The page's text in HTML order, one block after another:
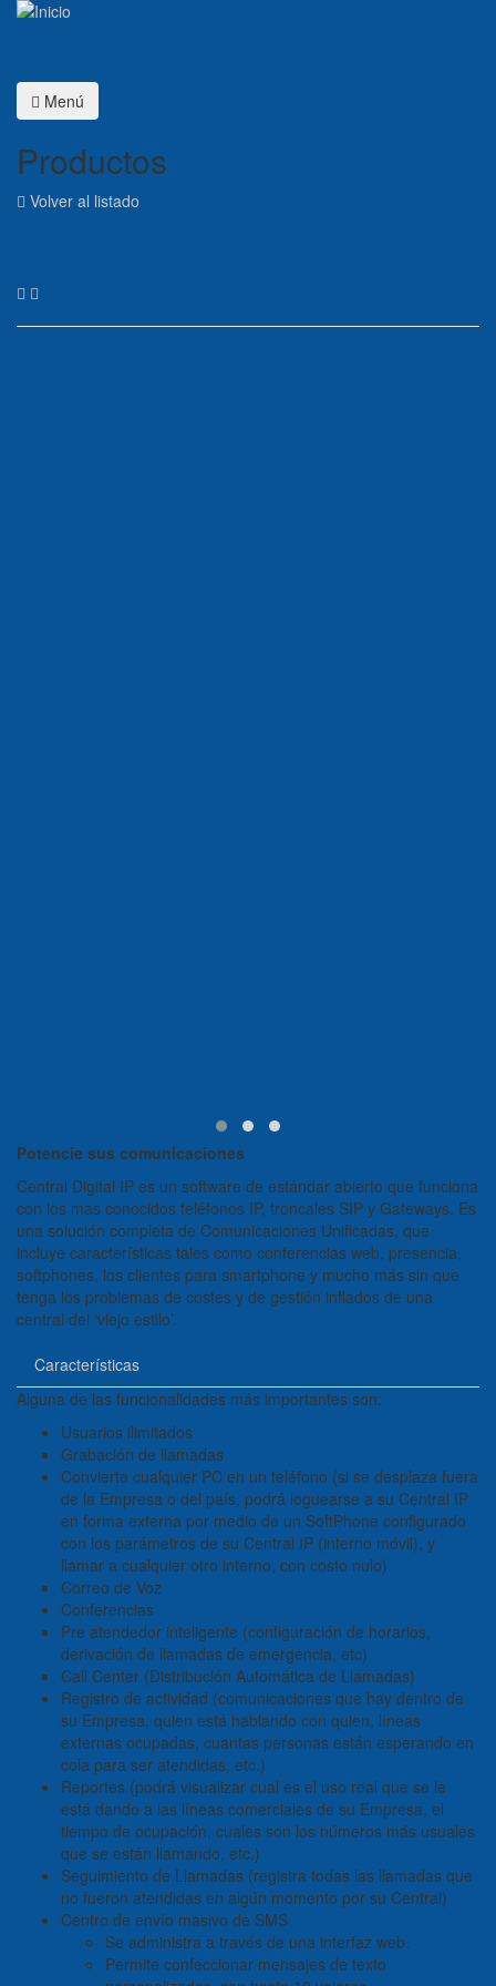
Menú
Productos
Volver al listado
Potencie sus comunicaciones
Central Digital IP es un software de estándar abierto que funciona
con los mas conocidos teléfonos IP, troncales SIP y Gateways. Es
una solución completa de Comunicaciones Unificadas, que
incluye características tales como conferencias web, presencia,
softphones, los clientes para smartphone y mucho más sin que
tenga los problemas de costes y de gestión inflados de una
central del ‘viejo estilo’.
Características
Alguna de las funcionalidades más importantes son:
Usuarios ilimitados
Grabación de llamadas
Convierte cualquier PC en un teléfono (si se desplaza fuera
de la Empresa o del país, podrá loguearse a su Central IP
en forma externa por medio de un SoftPhone configurado
con los parámetros de su Central IP (interno móvil), y
llamar a cualquier otro interno, con costo nulo)
Correo de Voz
Conferencias
Pre atendedor inteligente (configuración de horarios,
derivación de llamadas de emergencia, etc)
Call Center (Distribución Automática de Llamadas)
Registro de actividad (comunicaciones que hay dentro de
su Empresa, quien está hablando con quien, líneas
externas ocupadas, cuantas personas están esperando en
cola para ser atendidas, etc.)
Reportes (podrá visualizar cual es el uso real que se le
está dando a las líneas comerciales de su Empresa, el
tiempo de ocupación, cuales son los números más usuales
que se están llamando, etc.)
Seguimiento de Llamadas (registra todas las llamadas que
no fueron atendidas en algún momento por su Central)
Centro de envío masivo de SMS
Se administra a través de una interfaz web.
Permite confeccionar mensajes de texto